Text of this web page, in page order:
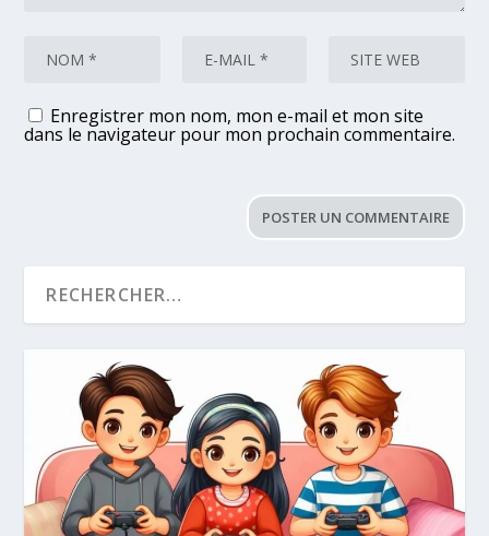
Enregistrer mon nom, mon e-mail et mon site
dans le navigateur pour mon prochain commentaire.